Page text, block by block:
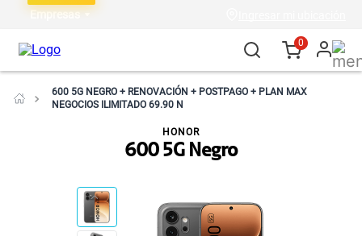
Empresas
0
600 5G NEGRO + RENOVACIÓN + POSTPAGO + PLAN MAX
NEGOCIOS ILIMITADO 69.90 N
600 5G Negro
HONOR